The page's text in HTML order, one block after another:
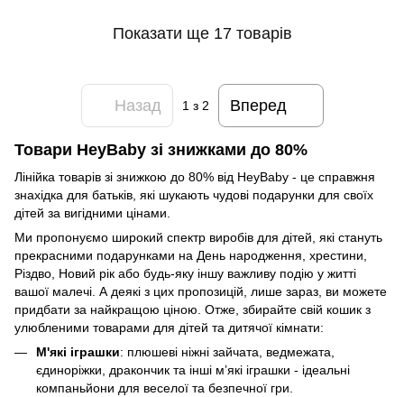
Показати ще 17 товарів
Назад 1з 2 Вперед
Товари HeyBaby зі знижками до 80%
Лінійка товарів зі знижкою до 80% від HeyBaby - це справжня
знахідка для батьків, які шукають чудові подарунки для своїх
дітей за вигідними цінами.
Ми пропонуємо широкий спектр виробів для дітей, які стануть
прекрасними подарунками на День народження, хрестини,
Різдво, Новий рік або будь-яку іншу важливу подію у житті
вашої малечі. А деякі з цих пропозицій, лише зараз, ви можете
придбати за найкращою ціною. Отже, збирайте свій кошик з
улюбленими товарами для дітей та дитячої кімнати:
М'які іграшки: плюшеві ніжні зайчата, ведмежата,
єдиноріжки, дракончик та інші м’які іграшки - ідеальні
компаньйони для веселої та безпечної гри.